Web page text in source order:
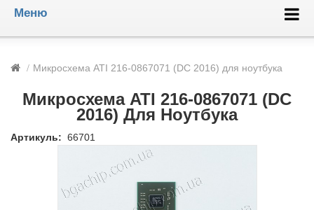
Меню
Микросхема ATI 216-0867071 (DC 2016) для ноутбука
Микросхема ATI 216-0867071 (DC
2016) Для Ноутбука
Артикуль: 66701